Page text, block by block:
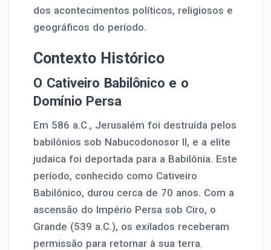
dos acontecimentos políticos, religiosos e
geográficos do período.
Contexto Histórico
O Cativeiro Babilônico e o
Domínio Persa
Em 586 a.C., Jerusalém foi destruída pelos
babilônios sob Nabucodonosor II, e a elite
judaica foi deportada para a Babilônia. Este
período, conhecido como Cativeiro
Babilônico, durou cerca de 70 anos. Com a
ascensão do Império Persa sob Ciro, o
Grande (539 a.C.), os exilados receberam
permissão para retornar à sua terra.